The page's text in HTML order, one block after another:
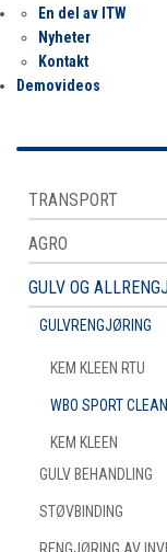
En del av ITW
Nyheter
Kontakt
Demovideos
TRANSPORT
AGRO
GULV OG
GULVRENGJØRING
KEM KLEEN RTU
WBO SPORT
KEM KLEEN
GULV BEHANDLING
STØVBINDING